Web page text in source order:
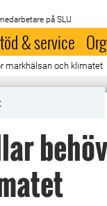
på SLU
& service
markhälsan och klimatet